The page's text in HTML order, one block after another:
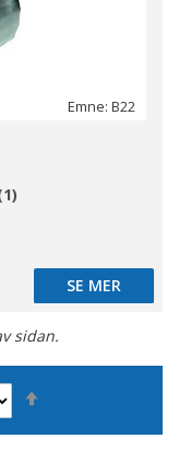
Emne: B22
SE MER
SE MER
sidan.